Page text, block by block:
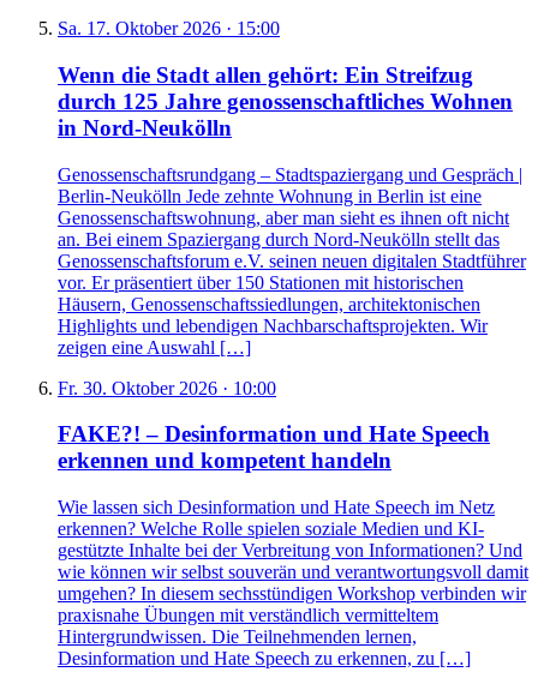
Sa. 17. Oktober 2026 · 15:00
Wenn die Stadt allen gehört: Ein Streifzug
durch 125 Jahre genossenschaftliches Wohnen
in Nord-Neukölln
Genossenschaftsrundgang – Stadtspaziergang und Gespräch |
Berlin-Neukölln Jede zehnte Wohnung in Berlin ist eine
Genossenschaftswohnung, aber man sieht es ihnen oft nicht
an. Bei einem Spaziergang durch Nord-Neukölln stellt das
Genossenschaftsforum e.V. seinen neuen digitalen Stadtführer
vor. Er präsentiert über 150 Stationen mit historischen
Häusern, Genossenschaftssiedlungen, architektonischen
Highlights und lebendigen Nachbarschaftsprojekten. Wir
zeigen eine Auswahl […]
Fr. 30. Oktober 2026 · 10:00
FAKE?! – Desinformation und Hate Speech
erkennen und kompetent handeln
Wie lassen sich Desinformation und Hate Speech im Netz
erkennen? Welche Rolle spielen soziale Medien und KI-
gestützte Inhalte bei der Verbreitung von Informationen? Und
wie können wir selbst souverän und verantwortungsvoll damit
umgehen? In diesem sechsstündigen Workshop verbinden wir
praxisnahe Übungen mit verständlich vermitteltem
Hintergrundwissen. Die Teilnehmenden lernen,
Desinformation und Hate Speech zu erkennen, zu […]